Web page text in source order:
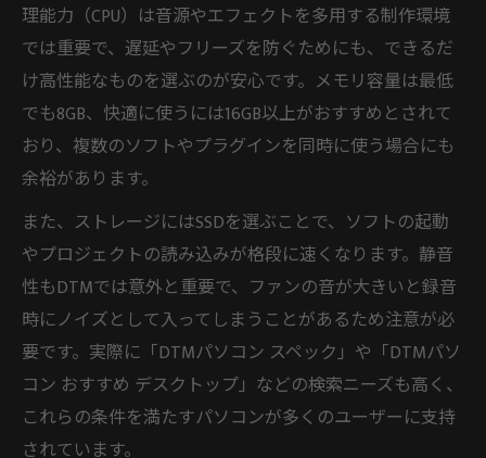
スペックで後悔しないDTMパソコンの基準
DTMパソコン選びで重要なスペックの見極
め方
将来を見据えたDTMパソコンスペックの選
定
DTMパソコンのCPUとメモリの最適な組み
合わせ
DTMパソコンはストレージ容量も重要なポ
イント
DTMパソコンスペックで後悔しないための
注意点
デスクトップとノートで異なるDTM活用術
DTMパソコンはデスクトップとノートどち
理能力（CPU）は音源やエフェクトを多用する制作環境
では重要で、遅延やフリーズを防ぐためにも、できるだ
け高性能なものを選ぶのが安心です。メモリ容量は最低
でも8GB、快適に使うには16GB以上がおすすめとされて
おり、複数のソフトやプラグインを同時に使う場合にも
余裕があります。
また、ストレージにはSSDを選ぶことで、ソフトの起動
やプロジェクトの読み込みが格段に速くなります。静音
性もDTMでは意外と重要で、ファンの音が大きいと録音
時にノイズとして入ってしまうことがあるため注意が必
要です。実際に「DTMパソコン スペック」や「DTMパソ
コン おすすめ デスクトップ」などの検索ニーズも高く、
これらの条件を満たすパソコンが多くのユーザーに支持
されています。